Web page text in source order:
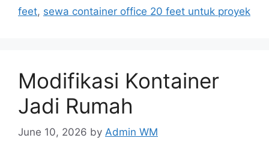
feet, sewa container office 20 feet untuk proyek
Modifikasi Kontainer
Jadi Rumah
June 10, 2026 by Admin WM